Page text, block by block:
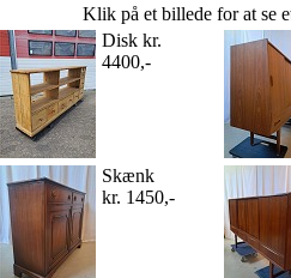
Klik på et billede for at se
Disk kr.
4400,-
Skænk
kr. 1450,-